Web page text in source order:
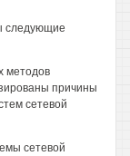
следующие
методов
причины
сетевой
сетевой